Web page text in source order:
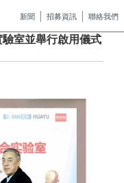
新聞 招募資訊 聯絡我們
室並舉行啟用儀式